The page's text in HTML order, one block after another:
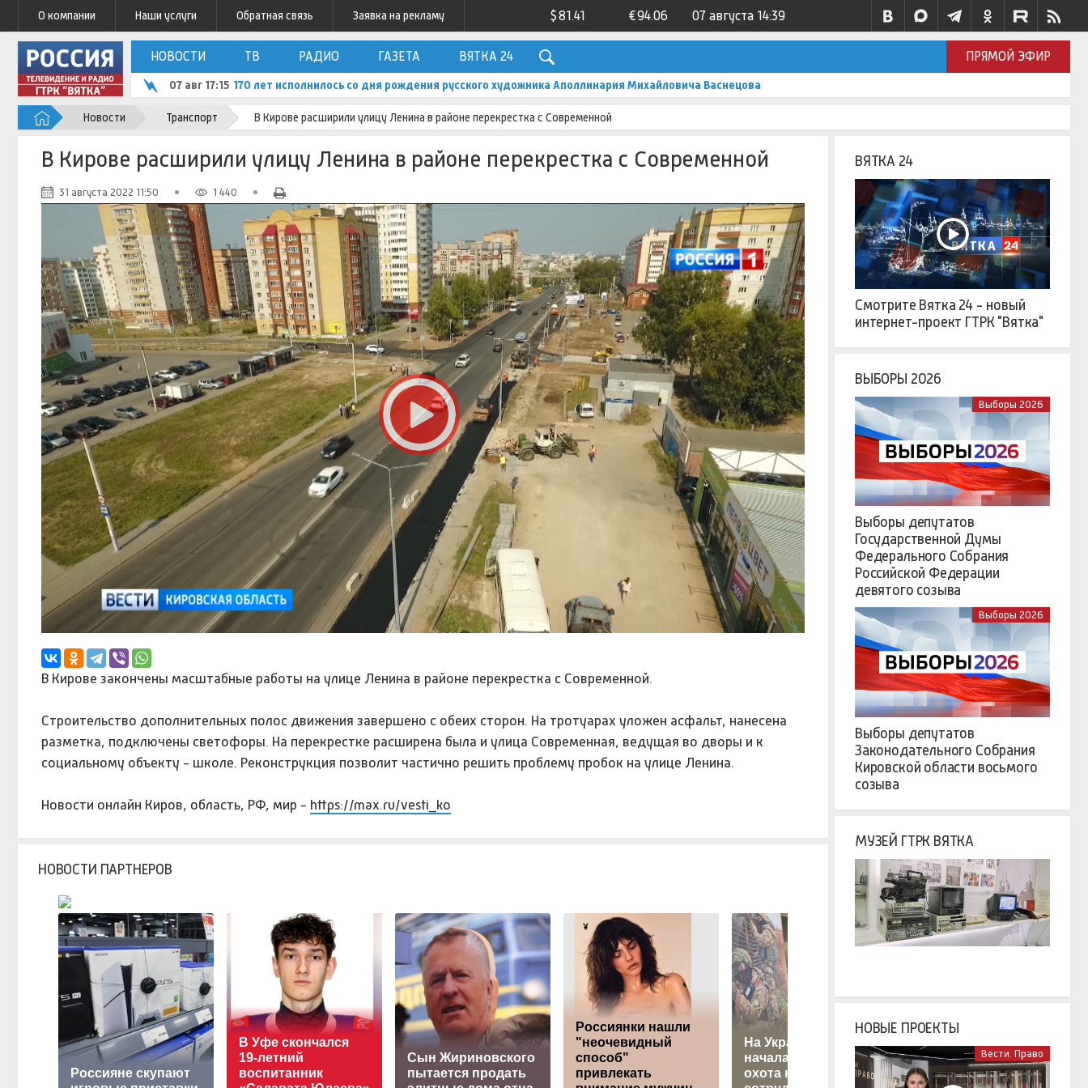
О компании Наши услуги Обратная связь Заявка на рекламу $81.41 €94.06 07 августа 14:39
НОВОСТИ ТВ РАДИО ГАЗЕТА ВЯТКА 24 ПРЯМОЙ ЭФИР
07 авг 17:15 170 лет исполнилось со дня рождения русского художника Аполлинария Михайловича Васнецова
Новости Транспорт В Кирове расширили улицу Ленина в районе перекрестка с Современной
В Кирове расширили улицу Ленина в районе перекрестка с Современной
31 августа 2022 11:50 1 440
В Кирове закончены масштабные работы на улице Ленина в районе перекрестка с Современной.
Строительство дополнительных полос движения завершено с обеих сторон. На тротуарах уложен асфальт, нанесена
разметка, подключены светофоры. На перекрестке расширена была и улица Современная, ведущая во дворы и к
социальному объекту - школе. Реконструкция позволит частично решить проблему пробок на улице Ленина.
Новости онлайн Киров, область, РФ, мир - https://max.ru/vesti_ko
НОВОСТИ ПАРТНЕРОВ
Россияне скупают
В Уфе скончался
19-летний
воспитанник
Сын Жириновского
пытается продать
Россиянки нашли
"неочевидный
способ"
привлекать
На Украине
началась массовая
охота на
передал Украине
достаточно
ВЯТКА 24
Смотрите Вятка 24 - новый
интернет-проект ГТРК "Вятка"
ВЫБОРЫ 2026
Выборы 2026
Выборы депутатов
Государственной Думы
Федерального Собрания
Российской Федерации
девятого созыва
Выборы 2026
Выборы депутатов
Законодательного Собрания
Кировской области восьмого
созыва
МУЗЕЙ ГТРК ВЯТКА
НОВЫЕ ПРОЕКТЫ
Вести. Право